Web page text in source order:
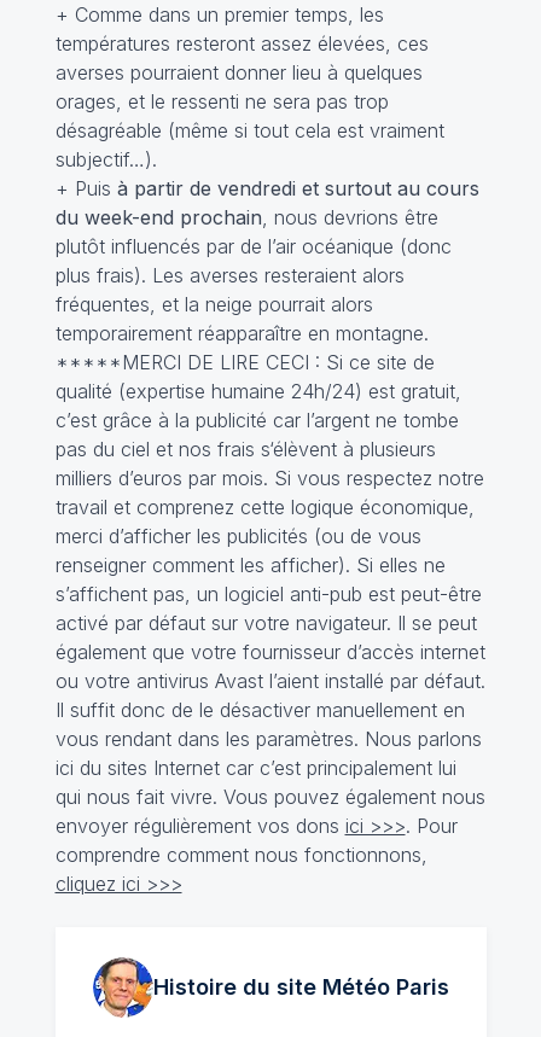
+ Comme dans un premier temps, les
températures resteront assez élevées, ces
averses pourraient donner lieu à quelques
orages, et le ressenti ne sera pas trop
désagréable (même si tout cela est vraiment
subjectif…).
+ Puis à partir de vendredi et surtout au cours
du week-end prochain , nous devrions être
plutôt influencés par de l’air océanique (donc
plus frais). Les averses resteraient alors
fréquentes, et la neige pourrait alors
temporairement réapparaître en montagne.
*****MERCI DE LIRE CECI : Si ce site de
qualité (expertise humaine 24h/24) est gratuit,
c’est grâce à la publicité car l’argent ne tombe
pas du ciel et nos frais s‘élèvent à plusieurs
milliers d’euros par mois. Si vous respectez notre
travail et comprenez cette logique économique,
merci d’afficher les publicités (ou de vous
renseigner comment les afficher). Si elles ne
s’affichent pas, un logiciel anti-pub est peut-être
activé par défaut sur votre navigateur. Il se peut
également que votre fournisseur d’accès internet
ou votre antivirus Avast l’aient installé par défaut.
Il suffit donc de le désactiver manuellement en
vous rendant dans les paramètres. Nous parlons
ici du sites Internet car c’est principalement lui
qui nous fait vivre. Vous pouvez également nous
envoyer régulièrement vos dons ici >>>. Pour
comprendre comment nous fonctionnons,
cliquez ici >>>
Histoire du site MétéoParis